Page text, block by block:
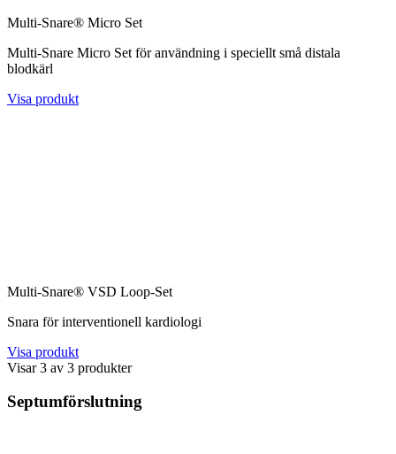
Multi-Snare® Micro Set
Multi-Snare Micro Set för användning i speciellt små distala
blodkärl
Visa produkt
Multi-Snare® VSD Loop-Set
Snara för interventionell kardiologi
Visa produkt
Visar3 av 3 produkter
Septumförslutning